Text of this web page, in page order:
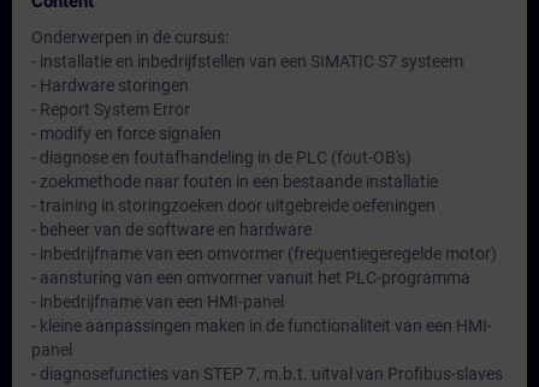
Onderwerpen in de cursus:
- installatie en inbedrijfstellen van een SIMATIC S7 systeem
- Hardware storingen
- Report System Error
- modify en force signalen
- diagnose en foutafhandeling in de PLC (fout-OB's)
- zoekmethode naar fouten in een bestaande installatie
- training in storingzoeken door uitgebreide oefeningen
- beheer van de software en hardware
- inbedrijfname van een omvormer (frequentiegeregelde motor)
- aansturing van een omvormer vanuit het PLC-programma
- inbedrijfname van een HMI-panel
- kleine aanpassingen maken in de functionaliteit van een HMI-
panel
- diagnosefuncties van STEP 7, m.b.t. uitval van Profibus-slaves